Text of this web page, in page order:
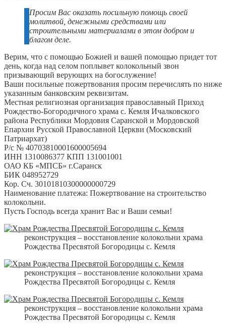
Просим Вас оказать посильную помощь своей
молитвой, денежными средствами или
строительными материалами в этом добром и
благом деле.
Верим, что с помощью Божией и вашей помощью придет тот
день, когда над селом поплывет колокольный звон
призывающий верующих на богослужение!
Ваши посильные пожертвования просим перечислять по ниже
указанным банковским реквизитам.
Местная религиозная организация православный Приход
Рождество-Богородичного храма с. Кемля Ичалковского
района Республики Мордовия Саранской и Мордовской
Епархии Русской Православной Церкви (Московский
Патриархат)
Р/с № 40703810001600005694
ИНН 1310086377 КПП 131001001
ОАО КБ «МПСБ» г.Саранск
БИК 048952729
Кор. Сч. 30101810300000000729
Наименование платежа: Пожертвование на строительство
колокольни.
Пусть Господь всегда хранит Вас и Ваши семьи!
реконструкция – восстановление колокольни храма
Рождества Пресвятой Богородицы с. Кемля
реконструкция – восстановление колокольни храма
Рождества Пресвятой Богородицы с. Кемля
реконструкция – восстановление колокольни храма
Рождества Пресвятой Богородицы с. Кемля